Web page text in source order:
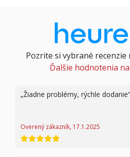
Pozrite si vybrané recenzie
Ďalšie hodnotenia
Žiadne problémy, rýchle dodanie
Overený zákazník, 17.1.2025
hodnotenie 5 z 5